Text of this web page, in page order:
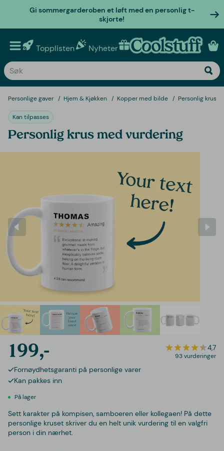
Gi sommergarderoben et løft med en personlig t-
skjorte!
Topplisten Nyheter Personlige gaver
Personlige gaver Hjem & Kjøkken Kopper med bilde Personlig krus
Kan tilpasses
Personlig krus med vurdering
199,- 4,7
93 vurderinger
Fornøydhetsgaranti på personlige varer
Kan pakkes inn
På lager
Sett karakter på kompisen, samboeren eller kollegaen! På dette
personlige kruset skriver du en helt unik vurdering til en valgfri
person i din nærhet.